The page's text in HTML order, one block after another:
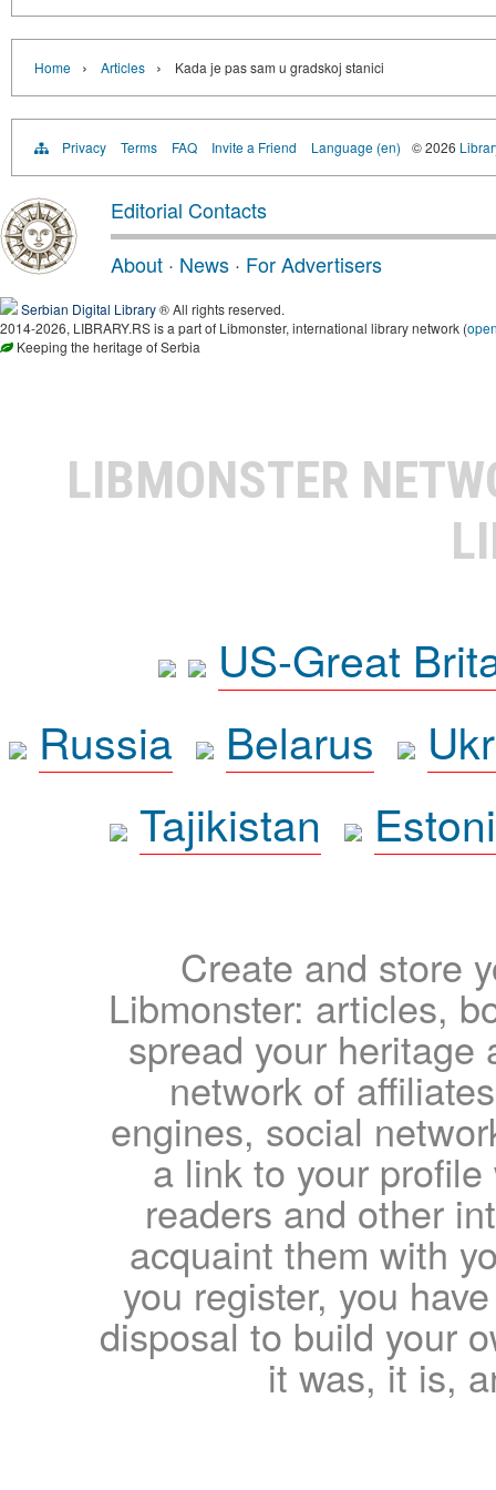
Home › Articles › Kada je pas sam u gradskoj stanici
Privacy Terms FAQ Invite a Friend Language (en) © 2026
Editorial Contacts
About · News · For Advertisers
Serbian Digital Library® All rights reserved.
2014-2026, LIBRARY.RS is a part of Libmonster, international library network (
Keeping the heritage of Serbia
LIBMONSTER
US-Great
Russia
Belarus
Tajikistan
Create and store
Libmonster: articles,
spread your heritage
network of
engines, social
a link to your
readers and other
acquaint them with
you register, you
disposal to build your
it was, it is,